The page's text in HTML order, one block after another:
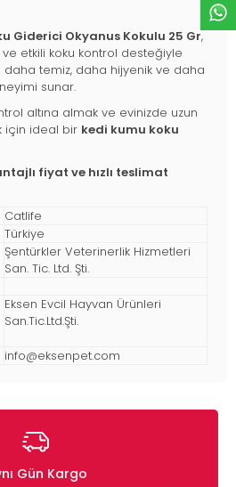
Giderici Okyanus Kokulu 25 Gr,
etkili koku kontrol desteğiyle
daha temiz, daha hijyenik ve daha
sunar.
altına almak ve evinizde uzun
için ideal bir kedi kumu koku
fiyat ve hızlı teslimat
Catlife
Türkiye
Şentürkler Veterinerlik Hizmetleri
San. Tic. Ltd. Şti.
Eksen Evcil Hayvan Ürünleri
San.Tic.Ltd.Şti.
info@eksenpet.com
Gün Kargo